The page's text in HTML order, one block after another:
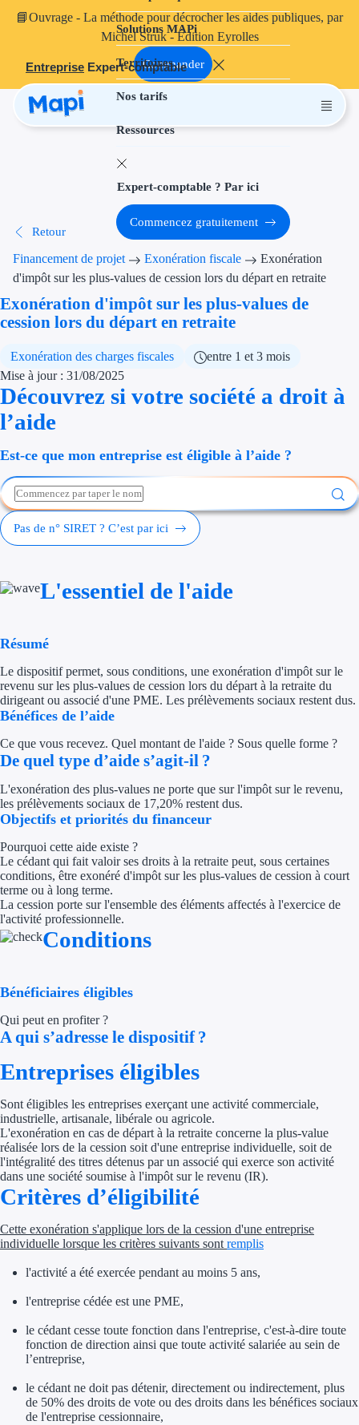
📘Ouvrage - La méthode pour décrocher les aides publiques, par
Michel Struk - Édition Eyrolles
Commander
Entreprise Expert-comptable
Solutions MAPi
Territoires
Nos tarifs
Ressources
Projets finançables
Aides à
Aides
Thématiques
Financement
Transition
Aides RSE
Étapes de vie
Création
Cession
Subventions
Aides Fiscales et
Crédits &
Appel à projet
Avance
Aides par
Solutions MAPi
Expert-comptable ? Par ici
Commencez gratuitement
Retour
Financement de projet Exonération fiscale
Exonération
d'impôt sur les plus-values de cession lors du départ en retraite
Exonération d'impôt sur les plus-values de
cession lors du départ en retraite
Exonération des charges fiscales
entre 1 et 3 mois
Mise à jour : 31/08/2025
Découvrez si votre société a droit à
l’aide
Est-ce que mon entreprise est éligible à l’aide ?
Pas de n° SIRET ? C’est par ici
L'essentiel de l'aide
Résumé
Le dispositif permet, sous conditions, une exonération d'impôt sur le
revenu sur les plus-values de cession lors du départ à la retraite du
dirigeant ou associé d'une PME. Les prélèvements sociaux restent dus.
Bénéfices de l’aide
Ce que vous recevez. Quel montant de l'aide ? Sous quelle forme ?
De quel type d’aide s’agit-il ?
L'exonération des plus-values ne porte que sur l'impôt sur le revenu,
les prélèvements sociaux de 17,20% restent dus.
Objectifs et priorités du financeur
Pourquoi cette aide existe ?
Le cédant qui fait valoir ses droits à la retraite peut, sous certaines
conditions, être exonéré d'impôt sur les plus-values de cession à court
terme ou à long terme.
La cession porte sur l'ensemble des éléments affectés à l'exercice de
l'activité professionnelle.
Conditions
Bénéficiaires éligibles
Qui peut en profiter ?
A qui s’adresse le dispositif ?
Entreprises éligibles
Sont éligibles les entreprises exerçant une activité commerciale,
industrielle, artisanale, libérale ou agricole.
L'exonération en cas de départ à la retraite concerne la plus-value
réalisée lors de la cession soit d'une entreprise individuelle, soit de
l'intégralité des titres détenus par un associé qui exerce son activité
dans une société soumise à l'impôt sur le revenu (IR).
Critères d’éligibilité
Cette exonération s'applique lors de la cession d'une entreprise
individuelle lorsque les critères suivants sontremplis
l'activité a été exercée pendant au moins 5 ans,
l'entreprise cédée est une PME,
le cédant cesse toute fonction dans l'entreprise, c'est-à-dire toute
fonction de direction ainsi que toute activité salariée au sein de
l’entreprise,
le cédant ne doit pas détenir, directement ou indirectement, plus
de 50% des droits de vote ou des droits dans les bénéfices sociaux
de l'entreprise cessionnaire,